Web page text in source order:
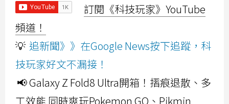
訂閱《科技玩家》YouTube
頻道！
💡 追新聞》》在Google News按下追蹤，科
技玩家好文不漏接！
📢 Galaxy Z Fold8 Ultra開箱！摺痕退散、多
工效能 同時爽玩Pokemon GO、Pikmin